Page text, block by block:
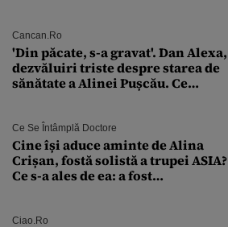
Cancan.ro
'Din păcate, s-a gravat'. Dan Alexa,
dezvăluiri triste despre starea de
sănătate a Alinei Pușcău. Ce
Ce Se Întâmplă Doctore
Cine își aduce aminte de Alina
Crișan, fostă solistă a trupei ASIA?
Ce s-a ales de ea: a fost
Ciao.ro